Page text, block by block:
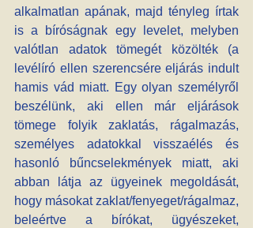
alkalmatlan apának, majd tényleg írtak
is a bíróságnak egy levelet, melyben
valótlan adatok tömegét közölték (a
levélíró ellen szerencsére eljárás indult
hamis vád miatt. Egy olyan személyről
beszélünk, aki ellen már eljárások
tömege folyik zaklatás, rágalmazás,
személyes adatokkal visszaélés és
hasonló bűncselekmények miatt, aki
abban látja az ügyeinek megoldását,
hogy másokat zaklat/fenyeget/rágalmaz,
beleértve a bírókat, ügyészeket,